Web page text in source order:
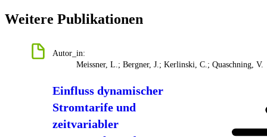
Weitere Publikationen
Autor_in:
Meissner, L.; Bergner, J.; Kerlinski, C.; Quaschning, V.
Einfluss dynamischer
Stromtarife und
zeitvariabler